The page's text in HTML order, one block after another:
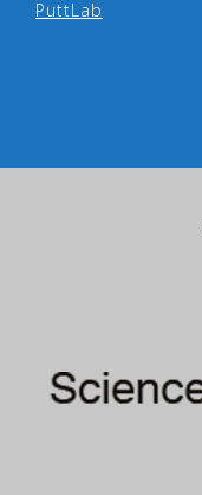
PuttLab